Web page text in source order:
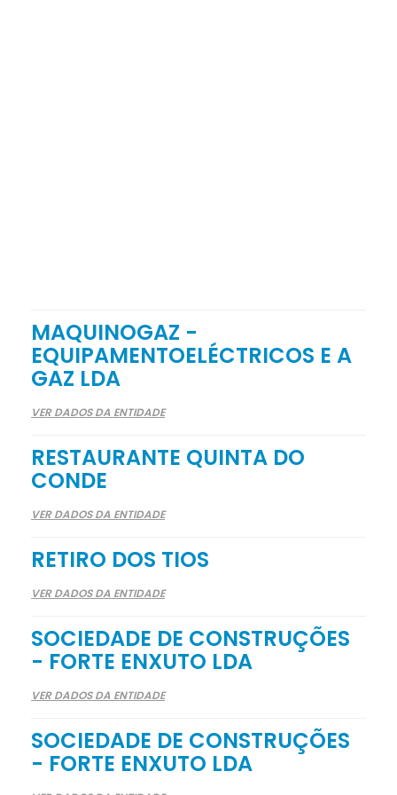
MAQUINOGAZ -
EQUIPAMENTOELÉCTRICOS E A
GAZ LDA
VER DADOS DA ENTIDADE
RESTAURANTE QUINTA DO
CONDE
VER DADOS DA ENTIDADE
RETIRO DOS TIOS
VER DADOS DA ENTIDADE
SOCIEDADE DE CONSTRUÇÕES
- FORTE ENXUTO LDA
VER DADOS DA ENTIDADE
SOCIEDADE DE CONSTRUÇÕES
- FORTE ENXUTO LDA